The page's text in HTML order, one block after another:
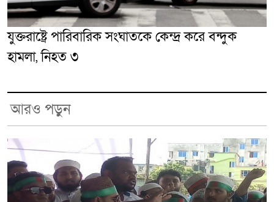
যুক্তরাষ্ট্রে পারিবারিক সংঘাতকে কেন্দ্র করে বন্দুক
হামলা, নিহত ৩
আরও পড়ুন